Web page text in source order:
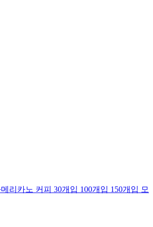
리카노 커피 30개입 100개입 150개입 모